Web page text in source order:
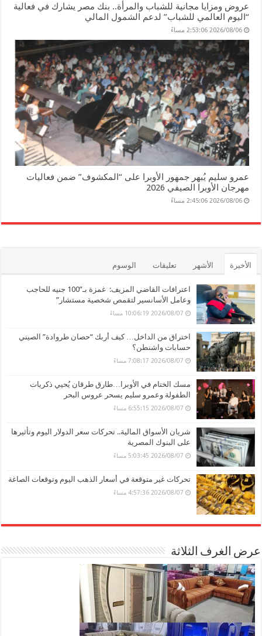
عروض ومزايا مجانية للشباب والمرأة.. بنك مصر يشارك في فعالية
“اليوم العالمي للشباب” لدعم الشمول المالي
2026/08/06 2:53:06 مساءً
عمرو سليم يُبهر جمهور الأوبرا على “المكشوف” ضمن فعاليات
مهرجان الأوبرا الصيفي 2026
2026/08/06 2:45:06 مساءً
الأخيرة الأشهر تعليقات الوسوم
اعترافات القاضي المزيف: غمزة بـ”100 جنيه للحاجب
وعامل الأسانسير لتقمص شخصية مستشار”
2026/08/07 10:06:19 مساءً
اختراق من الداخل… كيف أربك “حصان طروادة” الصيني
حسابات واشنطن؟
2026/08/07 7:08:17 مساءً
مسك الختام في الأوبرا…طارق طرقان يُحيي ذكريات
الطفولة وعمرو سليم يسحر عروس البحر
2026/08/07 6:55:15 مساءً
شريان الأسواق المالية.. تحركات سعر الدولار اليوم وتأثيرها
على البنوك المصرية
2026/08/07 5:03:45 مساءً
تحركات غير متوقعة في أسعار الذهب اليوم وتوقعات الصاغة
2026/08/07 4:57:36 مساءً
عرض الغرف الثلاثة